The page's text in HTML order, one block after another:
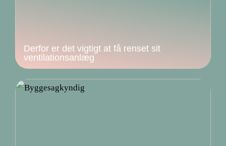
Derfor er det vigtigt at få renset sit
ventilationsanlæg